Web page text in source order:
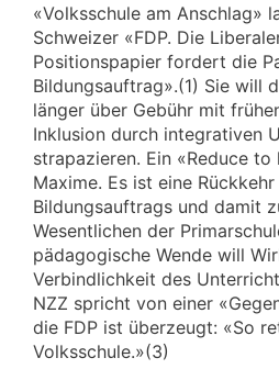
«Volksschule am Anschlag»
Schweizer «FDP. Die
Positionspapier fordert die
Bildungsauftrag».(1) Sie will
länger über Gebühr mit
Inklusion durch integrativen
strapazieren. Ein «Reduce
Maxime. Es ist eine
Bildungsauftrags und damit
Wesentlichen der
pädagogische Wende will
Verbindlichkeit des
NZZ spricht von einer
die FDP ist überzeugt: «So
Volksschule.»(3)